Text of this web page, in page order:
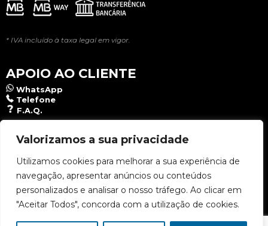
Valorizamos a sua privacidade
Utilizamos cookies para melhorar a sua experiência de
navegação, apresentar anúncios ou conteúdos
personalizados e analisar o nosso tráfego. Ao clicar em
"Aceitar Todos", concorda com a utilização de cookies.
* IVA incluído à taxa legal em vigor.
APOIO AO CLIENTE
WhatsApp
Telefone
F.A.Q.
NEWSLETTER